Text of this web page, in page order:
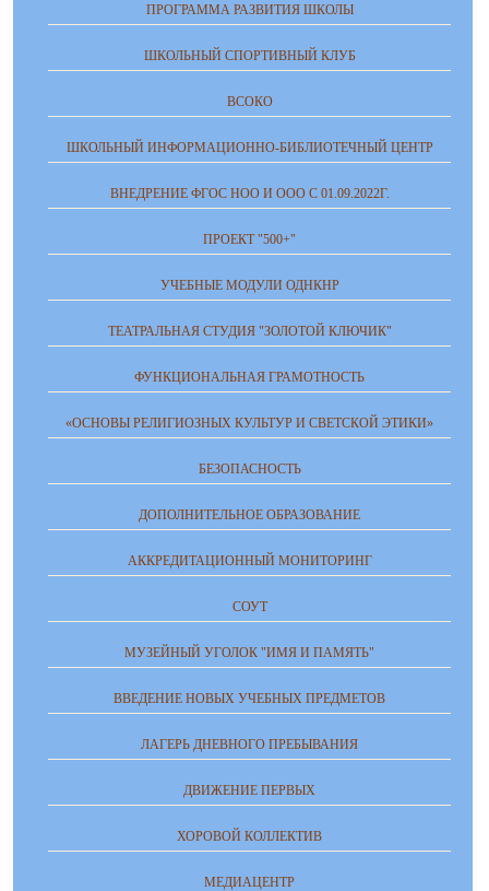
ПРОГРАММА РАЗВИТИЯ ШКОЛЫ
ШКОЛЬНЫЙ СПОРТИВНЫЙ КЛУБ
ВСОКО
ШКОЛЬНЫЙ ИНФОРМАЦИОННО-БИБЛИОТЕЧНЫЙ ЦЕНТР
ВНЕДРЕНИЕ ФГОС НОО И ООО С 01.09.2022Г.
ПРОЕКТ "500+"
УЧЕБНЫЕ МОДУЛИ ОДНКНР
ТЕАТРАЛЬНАЯ СТУДИЯ "ЗОЛОТОЙ КЛЮЧИК"
ФУНКЦИОНАЛЬНАЯ ГРАМОТНОСТЬ
«ОСНОВЫ РЕЛИГИОЗНЫХ КУЛЬТУР И СВЕТСКОЙ ЭТИКИ»
БЕЗОПАСНОСТЬ
ДОПОЛНИТЕЛЬНОЕ ОБРАЗОВАНИЕ
АККРЕДИТАЦИОННЫЙ МОНИТОРИНГ
СОУТ
МУЗЕЙНЫЙ УГОЛОК "ИМЯ И ПАМЯТЬ"
ВВЕДЕНИЕ НОВЫХ УЧЕБНЫХ ПРЕДМЕТОВ
ЛАГЕРЬ ДНЕВНОГО ПРЕБЫВАНИЯ
ДВИЖЕНИЕ ПЕРВЫХ
ХОРОВОЙ КОЛЛЕКТИВ
МЕДИАЦЕНТР